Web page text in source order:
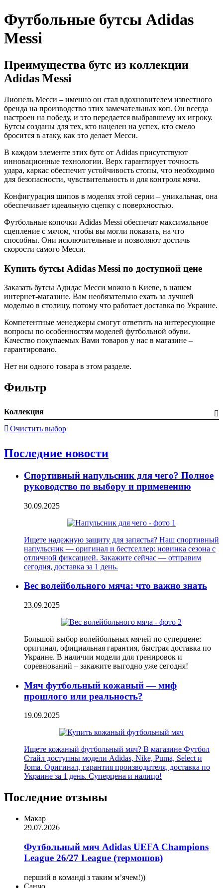
Футбольные бутсы Adidas
Messi
Преимущества бутс из коллекции
Adidas Messi
Лионель Месси – именно он стал вдохновителем известного
бренда на производство этих замечательных коп. Он всегда
настроен на победу, и это передается выбравшему их игроку.
Бутсы созданы для тех, кто нацелен на успех, кто смело
бросится в атаку, как это делает Месси.
В каждом элементе этих бутс от Adidas присутствуют
инновационные технологии. Верх гарантирует точность
удара, каркас обеспечит устойчивость стопы, что необходимо
для безопасности, чувствительность и для контроля мяча.
Конфигурация шипов в моделях этой серии – уникальная, она
обеспечивает идеальную сцепку с поверхностью.
Футбольные копочки Adidas Messi обеспечат максимальное
сцепление с мячом, чтобы вы могли показать, на что
способны. Они исключительные и позволяют достичь
скорости самого Месси.
Купить бутсы Adidas Messi по доступной цене
Заказать бутсы Адидас Месси можно в Киеве, в нашем
интернет-магазине. Вам необязательно ехать за лучшей
моделью в столицу, потому что работает доставка по Украине.
Компетентные менеджеры смогут ответить на интересующие
вопросы по особенностям моделей футбольной обуви.
Качество покупаемых Вами товаров у нас в магазине –
гарантировано.
Нет ни одного товара в этом разделе.
Фильтр
Коллекция
Очистить выбор
Последние новости
Спортивный напульсник для чего? Полное
руководство по выбору и применению
30.09.2025
Ищете надежную защиту для запястья? Наш спортивный
напульсник — оригинал и бестселлер: новинка сезона с
отличной фиксацией. Закажите сейчас — отправим
сегодня, доставка за 1 день.
Вес волейбольного мяча: что важно знать
23.09.2025
Большой выбор волейбольных мячей по суперцене:
оригинал, официальная гарантия, быстрая доставка по
Украине. В наличии модели для тренировок и
соревнований – закажите выгодно уже сегодня!
Мяч футбольный кожаный — миф
прошлого или реальность?
19.09.2025
Ищете кожаный футбольный мяч? В магазине Футбол
Стайл доступны модели Adidas, Nike, Puma, Select и
Joma. Оригинал, гарантия производителя, доставка по
Украине за 1 день. Суперцена и налицо!
Последние отзывы
Макар
29.07.2026
Футбольный мяч Adidas UEFA Champions
League 26/27 League (термошов)
перший в команді з таким мʼячем!))
Санчо